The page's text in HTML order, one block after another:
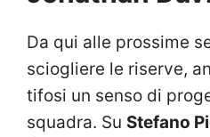
Da qui alle prossime
sciogliere le riserve,
tifosi un senso di
squadra. Su Stefano